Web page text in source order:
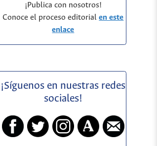
¡Publica con nosotros!
Conoce el proceso editorialen este
enlace
¡Síguenos en nuestras redes
sociales!